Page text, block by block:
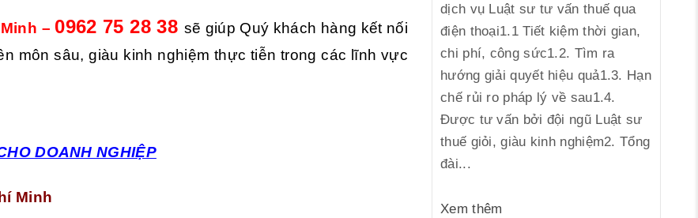
– 0962 75 28 38 sẽ giúp Quý khách hàng kết nối
môn sâu, giàu kinh nghiệm thực tiễn trong các lĩnh vực
DOANH NGHIỆP
Minh
dịch vụ Luật sư tư vấn thuế qua
điện thoại1.1 Tiết kiệm thời gian,
chi phí, công sức1.2. Tìm ra
hướng giải quyết hiệu quả1.3. Hạn
chế rủi ro pháp lý về sau1.4.
Được tư vấn bởi đội ngũ Luật sư
thuế giỏi, giàu kinh nghiệm2. Tổng
đài...
Xem thêm